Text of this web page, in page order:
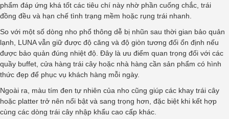
phẩm đáp ứng khá tốt các tiêu chí này nhờ phần cuống chắc, trái
đồng đều và hạn chế tình trạng mềm hoặc rụng trái nhanh.
So với một số dòng nho phổ thông dễ bị nhũn sau thời gian bảo quản
lạnh, LUNA vẫn giữ được độ căng và độ giòn tương đối ổn định nếu
được bảo quản đúng nhiệt độ. Đây là ưu điểm quan trọng đối với các
quầy buffet, cửa hàng trái cây hoặc nhà hàng cần sản phẩm có hình
thức đẹp để phục vụ khách hàng mỗi ngày.
Ngoài ra, màu tím đen tự nhiên của nho cũng giúp các khay trái cây
hoặc platter trở nên nổi bật và sang trọng hơn, đặc biệt khi kết hợp
cùng các dòng trái cây nhập khẩu cao cấp khác.